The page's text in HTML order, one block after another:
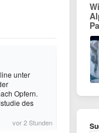
unter
Opfern.
des
vor 2 Stunden